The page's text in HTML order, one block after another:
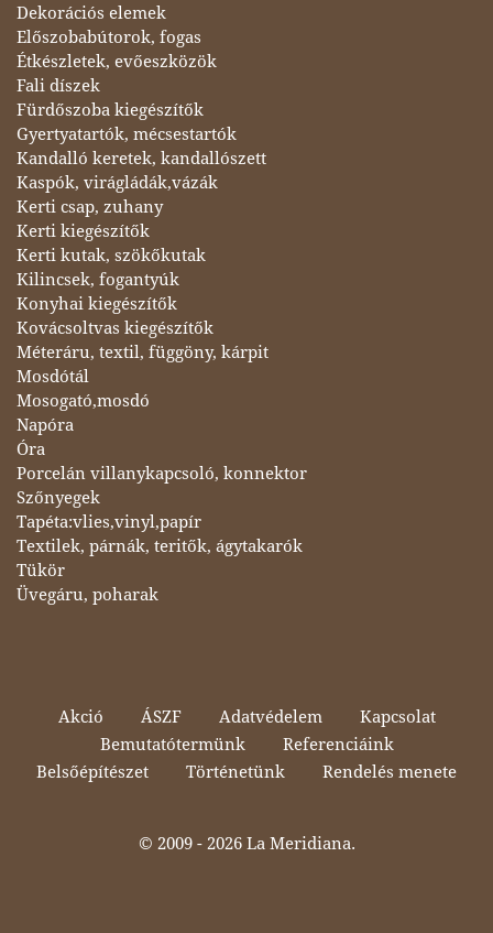
Dekorációs elemek
Előszobabútorok, fogas
Étkészletek, evőeszközök
Fali díszek
Fürdőszoba kiegészítők
Gyertyatartók, mécsestartók
Kandalló keretek, kandallószett
Kaspók, virágládák,vázák
Kerti csap, zuhany
Kerti kiegészítők
Kerti kutak, szökőkutak
Kilincsek, fogantyúk
Konyhai kiegészítők
Kovácsoltvas kiegészítők
Méteráru, textil, függöny, kárpit
Mosdótál
Mosogató,mosdó
Napóra
Óra
Porcelán villanykapcsoló, konnektor
Szőnyegek
Tapéta:vlies,vinyl,papír
Textilek, párnák, teritők, ágytakarók
Tükör
Üvegáru, poharak
Akció ÁSZF Adatvédelem
Kapcsolat
Bemutatótermünk
Referenciáink
Belsőépítészet
Történetünk Rendelés menete
© 2009 - 2026 La Meridiana.